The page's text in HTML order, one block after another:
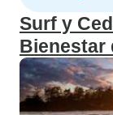
Surf y
Bienestar